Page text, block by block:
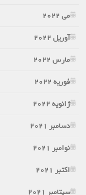
می 2022
آوریل 2022
مارس 2022
فوریه 2022
ژانویه 2022
دسامبر 2021
نوامبر 2021
اکتبر 2021
سپتامبر 2021